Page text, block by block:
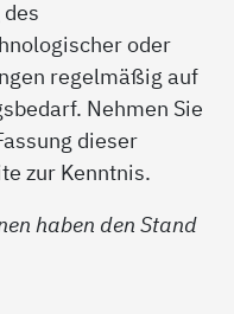
oder
regelmäßig auf
Nehmen Sie
dieser
zur Kenntnis.
haben den Stand